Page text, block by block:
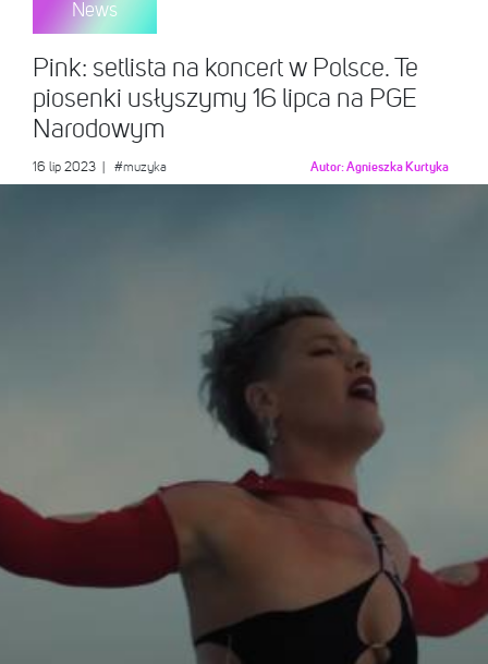
News
Pink: setlista na koncert w Polsce. Te
piosenki usłyszymy 16 lipca na PGE
Narodowym
16 lip 2023 #muzyka Autor:Agnieszka Kurtyka